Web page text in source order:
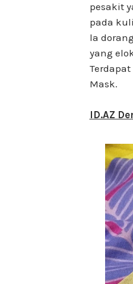
pesakit
pada
la
yang
Mask.
ID.AZ